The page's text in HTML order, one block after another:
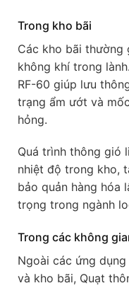
Trong kho bãi
Các kho bãi thường
không khí trong
RF-60 giúp lưu
trạng ẩm ướt và
hỏng.
Quá trình thông gió
nhiệt độ trong kho,
bảo quản hàng hóa
trọng trong ngành
Trong các không
Ngoài các ứng
và kho bãi, Quạt